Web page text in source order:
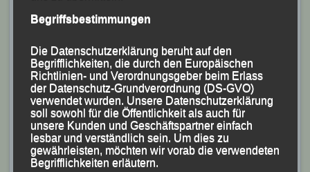
3. Filip Strebak (SV Pocking Leichtathletik);
Passau), 2. Tobias Rahn (SVG Ruhstorf), 3. Niklas
Brandl (LG Passau);
Männer (2400 m):1. Julian Huber (LAC Passau),
2. Thomas Reuter, 3. Michael Westerhoff (Business
Consulting);
Männer (6000 m):1. Christoph Friedl, 2. Jonathan
Schubert (beide LG Passau), 3. Krystof Zwierz (LG
Begriffsbestimmungen
Die Datenschutzerklärung beruht auf den
Begrifflichkeiten, die durch den Europäischen
Richtlinien- und Verordnungsgeber beim Erlass
der Datenschutz-Grundverordnung (DS-GVO)
verwendet wurden. Unsere Datenschutzerklärung
soll sowohl für die Öffentlichkeit als auch für
unsere Kunden und Geschäftspartner einfach
lesbar und verständlich sein. Um dies zu
gewährleisten, möchten wir vorab die verwendeten
Begrifflichkeiten erläutern.